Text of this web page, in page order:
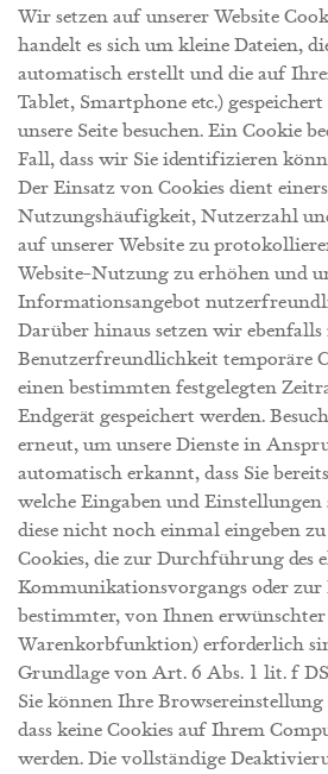
Wir setzen auf unserer Website
handelt es sich um kleine Dateien,
automatisch erstellt und die auf
Tablet, Smartphone etc.)
unsere Seite besuchen. Ein Cookie
Fall, dass wir Sie identifizieren
Der Einsatz von Cookies dient
Nutzungshäufigkeit, Nutzerzahl
auf unserer Website zu
Website-Nutzung zu erhöhen und
Informationsangebot
Darüber hinaus setzen wir
Benutzerfreundlichkeit temporäre
einen bestimmten festgelegten
Endgerät gespeichert werden.
erneut, um unsere Dienste in
automatisch erkannt, dass Sie
welche Eingaben und
diese nicht noch einmal eingeben zu
Cookies, die zur Durchführung des
Kommunikationsvorgangs oder
bestimmter, von Ihnen
Warenkorbfunktion) erforderlich
Grundlage von Art. 6 Abs. 1 lit. f
Sie können Ihre
dass keine Cookies auf Ihrem
werden. Die vollständige